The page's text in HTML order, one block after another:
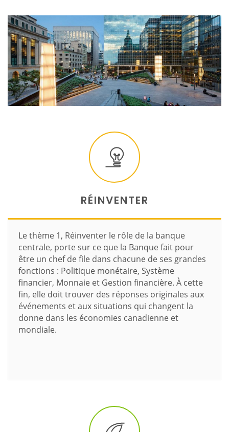
RÉINVENTER
Le thème 1, Réinventer le rôle de la banque
centrale, porte sur ce que la Banque fait pour
être un chef de file dans chacune de ses grandes
fonctions : Politique monétaire, Système
financier, Monnaie et Gestion financière. À cette
fin, elle doit trouver des réponses originales aux
événements et aux situations qui changent la
donne dans les économies canadienne et
mondiale.